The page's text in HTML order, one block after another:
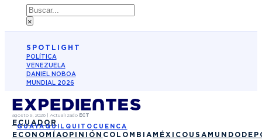
Buscar
×
SPOTLIGHT
POLÍTICA
VENEZUELA
DANIEL NOBOA
MUNDIAL 2026
agosto 9, 2026| Actualizado ECT
ECUADOR
GUAYAQUIL QUITO CUENCA
ECONOMÍAOPINIÓN COLOMBIA MÉXICO USA MUNDO